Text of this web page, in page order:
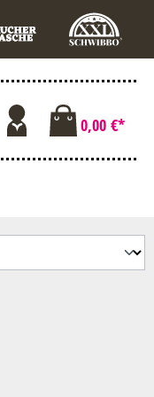
0,00 €*